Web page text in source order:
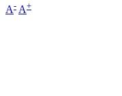
A- A+